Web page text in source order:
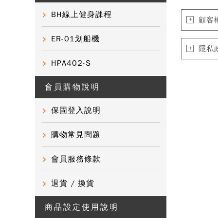
BH線上健身課程
ER-01划船機
HPA402-S
會員購物說明
保固登入說明
購物常見問題
會員服務條款
退貨 / 換貨
商品設定使用說明
顧客
隱私